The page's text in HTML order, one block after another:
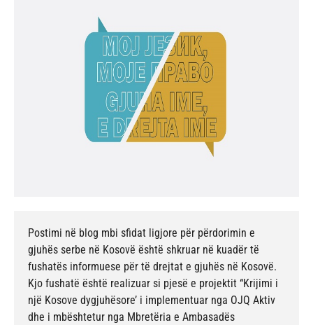
Postimi në blog mbi sfidat ligjore për përdorimin e
gjuhës serbe në Kosovë është shkruar në kuadër të
fushatës informuese për të drejtat e gjuhës në Kosovë.
Kjo fushatë është realizuar si pjesë e projektit “Krijimi i
një Kosove dygjuhësore’ i implementuar nga OJQ Aktiv
dhe i mbështetur nga Mbretëria e Ambasadës